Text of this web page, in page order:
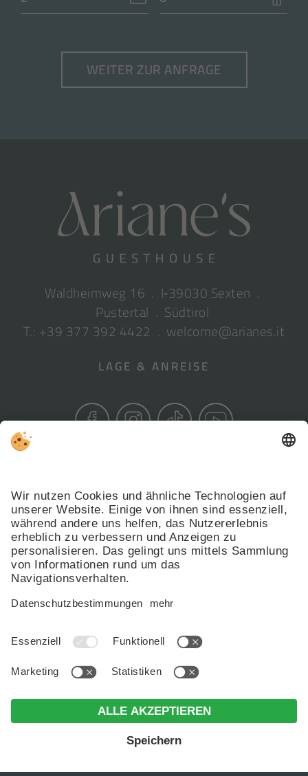
WEITER ZUR ANFRAGE
Waldheimweg 16 . I‑39030 Sexten .
Pustertal . Südtirol
T.: +39 377 392 4422 . welcome@arianes.it
LAGE & ANREISE
MwSt.-Nr. IT03169970211 .
CIN: IT021092B4Y8JYPLEZ .Impressum.
Individuelle Cookie-Einstellungen.
© Webdesign by